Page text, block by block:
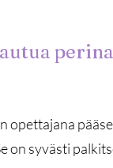
opettajana
on syvästi